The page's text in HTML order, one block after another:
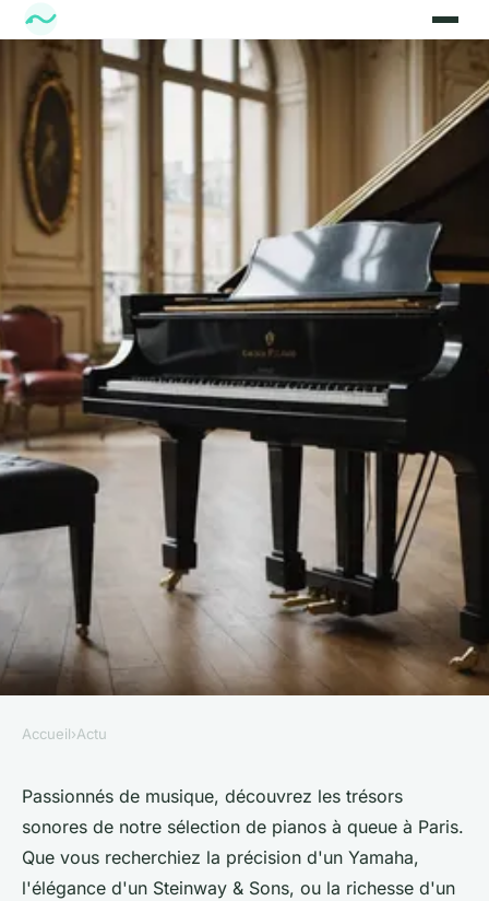
Découvrez notre sélection de
piano à queue à paris
Sohan•10 août 2024•4 min de lecture
Accueil›Actu
Passionnés de musique, découvrez les trésors
sonores de notre sélection de pianos à queue à Paris.
Que vous recherchiez la précision d'un Yamaha,
l'élégance d'un Steinway & Sons, ou la richesse d'un